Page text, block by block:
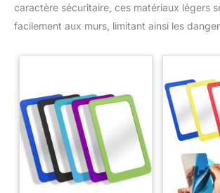
caractère sécuritaire, ces matériaux légers
facilement aux murs, limitant ainsi les